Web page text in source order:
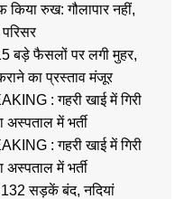
किया रुख: गौलापार नहीं,
बड़े फैसलों पर लगी मुहर,
का प्रस्ताव मंजूर
: गहरी खाई में गिरी
अस्पताल में भर्ती
: गहरी खाई में गिरी
अस्पताल में भर्ती
132 सड़कें बंद, नदियां